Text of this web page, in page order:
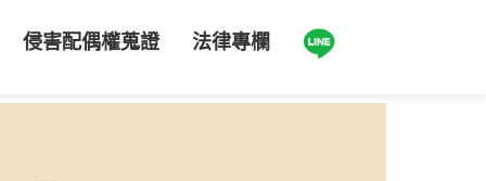
侵害配偶權蒐證 法律專欄